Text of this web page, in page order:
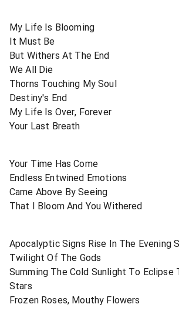
My Life Is Blooming
It Must Be
But Withers At The End
We All Die
Thorns Touching My Soul
Destiny's End
My Life Is Over, Forever
Your Last Breath
Your Time Has Come
Endless Entwined Emotions
Came Above By Seeing
That I Bloom And You Withered
Apocalyptic Signs Rise In The Evening
Twilight Of The Gods
Summing The Cold Sunlight To Eclipse
Stars
Frozen Roses, Mouthy Flowers